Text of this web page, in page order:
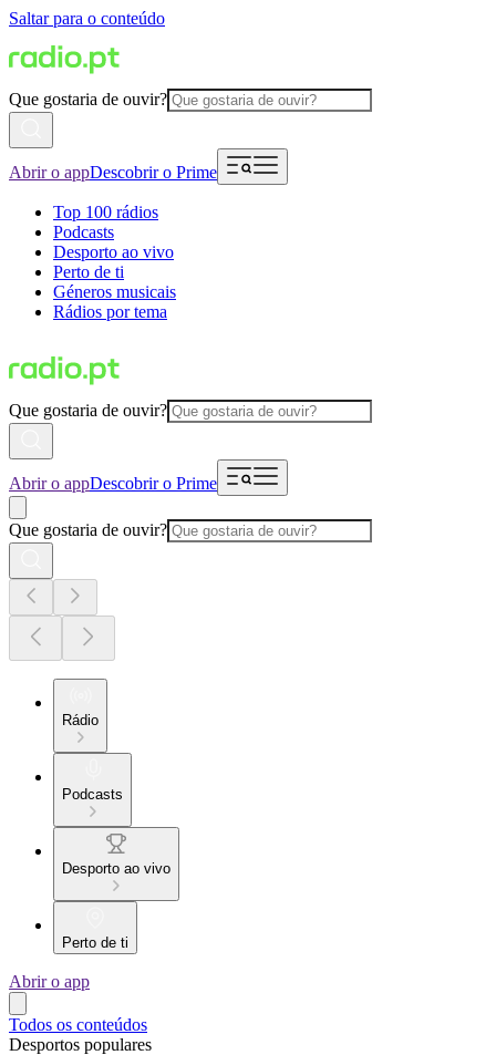
Saltar para o conteúdo
Que gostaria de ouvir?
Abrir o appDescobrir o Prime
Top 100 rádios
Podcasts
Desporto ao vivo
Perto de ti
Géneros musicais
Rádios por tema
Que gostaria de ouvir?
Abrir o appDescobrir o Prime
Que gostaria de ouvir?
Rádio
Podcasts
Desporto ao vivo
Perto de ti
Abrir o app
Todos os conteúdos
Desportos populares